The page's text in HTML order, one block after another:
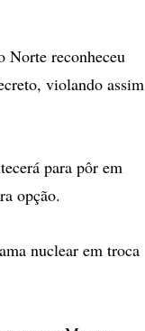
Norte reconheceu
violando assim
para pôr em
opção.
nuclear em troca